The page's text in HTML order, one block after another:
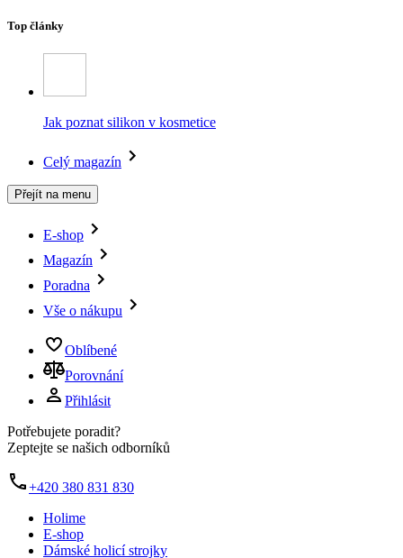
Top články
Jak poznat silikon v kosmetice
Celý magazín
Přejít na menu
E-shop
Magazín
Poradna
Vše o nákupu
Oblíbené
Porovnání
Přihlásit
Potřebujete poradit?
Zeptejte se našich odborníků
+420 380 831 830
Holime
E-shop
Dámské holicí strojky